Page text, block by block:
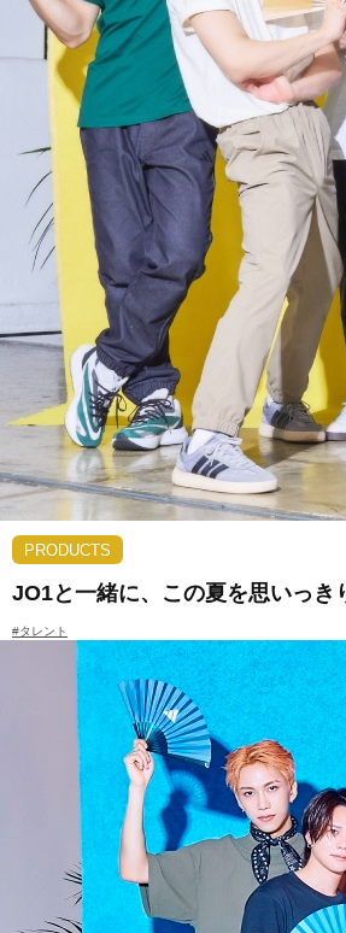
PRODUCTS
JO1と一緒に、この夏を思いっ
#タレント